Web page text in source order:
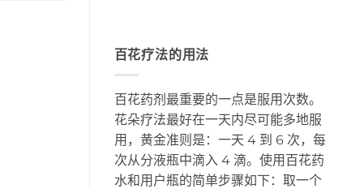
百花疗法的用法
百花药剂最重要的一点是服用次数。
花朵疗法最好在一天内尽可能多地服
用，黄金准则是：一天 4 到 6 次，每
次从分液瓶中滴入 4 滴。使用百花药
水和用户瓶的简单步骤如下：取一个